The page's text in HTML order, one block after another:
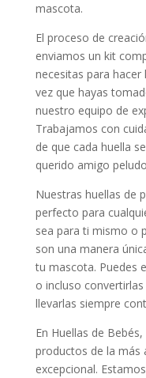
mascota.
El proceso de
enviamos un kit
necesitas para hacer
vez que hayas
nuestro equipo de
Trabajamos con
de que cada huella
querido amigo
Nuestras huellas de
perfecto para
sea para ti mismo o
son una manera
tu mascota. Puedes
o incluso
llevarlas siempre
En Huellas de
productos de la más
excepcional.